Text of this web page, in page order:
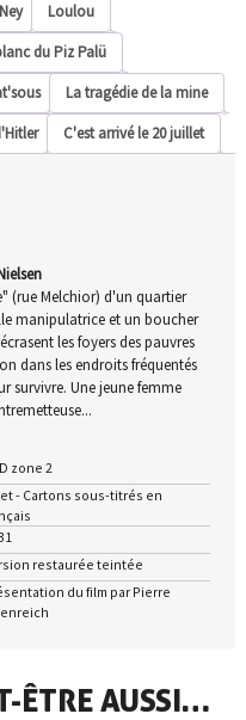
ray
DVD
Loulou
du Piz Palü
La tragédie de la mine
C'est arrivé le 20 juillet
(rue Melchior) d'un quartier
manipulatrice et un boucher
les foyers des pauvres
dans les endroits fréquentés
survivre. Une jeune femme
zone 2
- Cartons sous-titrés en
restaurée teintée
du film par Pierre
ÊTRE AUSSI…